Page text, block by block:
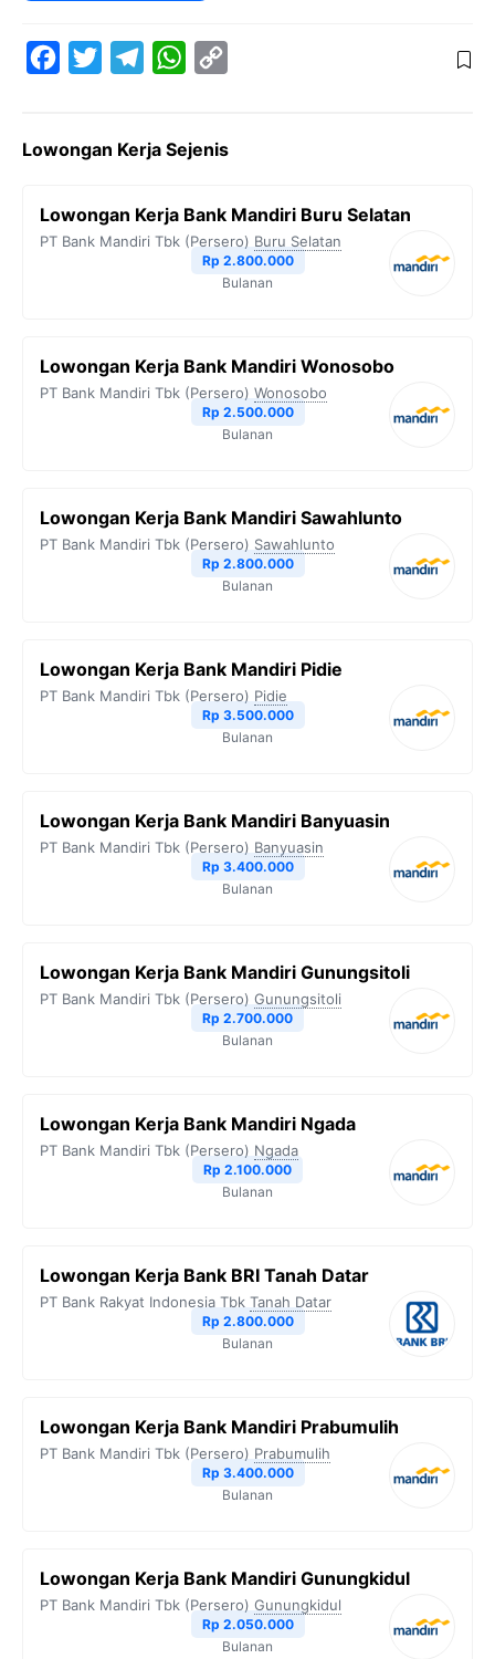
e
o
t
e
e
r
W
t
A
y
n
k
Lowongan Kerja Sejenis
Lowongan Kerja Bank Mandiri Buru Selatan
PT Bank Mandiri Tbk (Persero) Buru Selatan
Rp 2.800.000
Bulanan
Lowongan Kerja Bank Mandiri Wonosobo
PT Bank Mandiri Tbk (Persero) Wonosobo
Rp 2.500.000
Bulanan
Lowongan Kerja Bank Mandiri Sawahlunto
PT Bank Mandiri Tbk (Persero) Sawahlunto
Rp 2.800.000
Bulanan
Lowongan Kerja Bank Mandiri Pidie
PT Bank Mandiri Tbk (Persero) Pidie
Rp 3.500.000
Bulanan
Lowongan Kerja Bank Mandiri Banyuasin
PT Bank Mandiri Tbk (Persero) Banyuasin
Rp 3.400.000
Bulanan
Lowongan Kerja Bank Mandiri Gunungsitoli
PT Bank Mandiri Tbk (Persero) Gunungsitoli
Rp 2.700.000
Bulanan
Lowongan Kerja Bank Mandiri Ngada
PT Bank Mandiri Tbk (Persero) Ngada
Rp 2.100.000
Bulanan
Lowongan Kerja Bank BRI Tanah Datar
PT Bank Rakyat Indonesia Tbk Tanah Datar
Rp 2.800.000
Bulanan
Lowongan Kerja Bank Mandiri Prabumulih
PT Bank Mandiri Tbk (Persero) Prabumulih
Rp 3.400.000
Bulanan
Lowongan Kerja Bank Mandiri Gunungkidul
PT Bank Mandiri Tbk (Persero) Gunungkidul
Rp 2.050.000
Bulanan